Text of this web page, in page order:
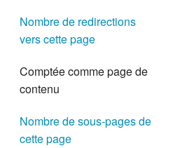
Nombre de redirections
vers cette page
Comptée comme page de
contenu
Nombre de sous-pages de
cette page